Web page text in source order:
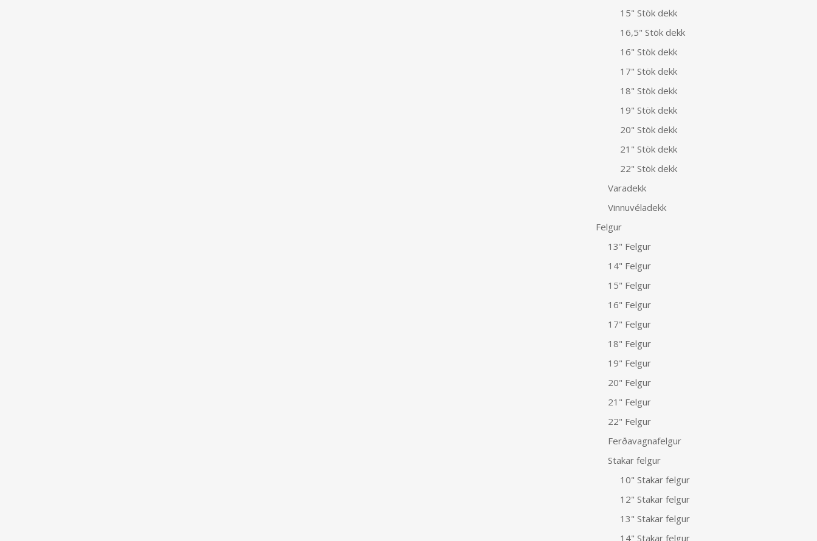
15" Stök dekk
16,5" Stök dekk
16" Stök dekk
17" Stök dekk
18" Stök dekk
19" Stök dekk
20" Stök dekk
21" Stök dekk
22" Stök dekk
Varadekk
Vinnuvéladekk
Felgur
13" Felgur
14" Felgur
15" Felgur
16" Felgur
17" Felgur
18" Felgur
19" Felgur
20" Felgur
21" Felgur
22" Felgur
Ferðavagnafelgur
Stakar felgur
10" Stakar felgur
12" Stakar felgur
13" Stakar felgur
14" Stakar felgur